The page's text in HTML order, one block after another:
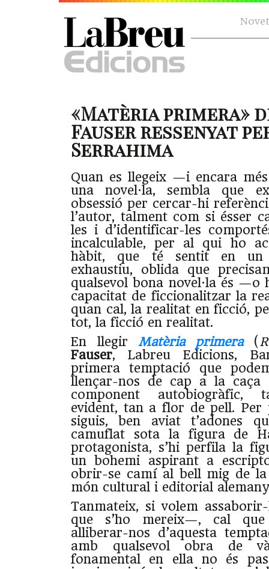
«Matèria primera»
Fauser ressenyat
Serrahima
Quan es llegeix —i encara
una novel·la, sembla que
obsessió per cercar-hi
l’autor, talment com si ésser
les i d’identificar-les
incalculable, per al qui ho
hàbit, que té sentit en un
exhaustiu, oblida que
qualsevol bona novel·la és —o
capacitat de ficcionalitzar la
quan cal, la realitat en ficció,
tot, la ficció en realitat.
En llegir Matèria primera(
Fauser, Labreu Edicions,
primera temptació que
llençar-nos de cap a la caça
component autobiogràfic,
evident, tan a flor de pell. Per
siguis, ben aviat t’adones
camuflat sota la figura de
protagonista, s’hi perfila la
un bohemi aspirant a
obrir-se camí al bell mig de la
món cultural i editorial
Tanmateix, si volem
que s’ho mereix—, cal
alliberar-nos d’aquesta
amb qualsevol obra de
fonamental en ella no és